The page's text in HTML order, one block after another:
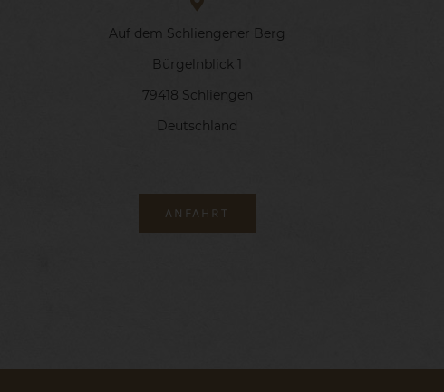
Auf dem Schliengener Berg
Bürgelnblick 1
79418 Schliengen
Deutschland
ANFAHRT